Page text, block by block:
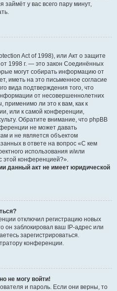
займёт у вас всего пару минут,
Act of 1998), или Акт о защите
1998 г. — это закон Соединённых
могут собирать информацию от
иметь на это письменное согласие
вида подтверждения того, что
от несовершеннолетних
ли это к вам, как к
или к самой конференции,
Обратите внимание, что phpBB
не может давать
и не является объектом
в ответе на вопрос «С кем
использования и/или
этой конференцией?».
данный акт не имеет юридической
отключил регистрацию новых
он заблокировал ваш IP-адрес или
зарегистрироваться.
конференции.
не могу войти!
и пароль. Если они верны, то